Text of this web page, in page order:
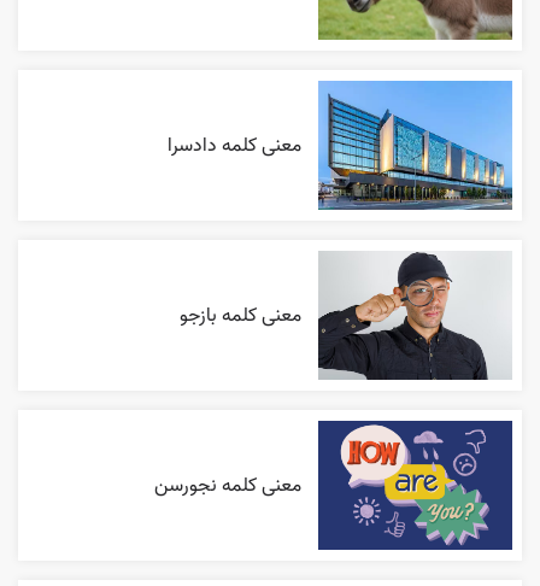
معنی کلمه دادسرا
معنی کلمه بازجو
معنی کلمه نجورسن